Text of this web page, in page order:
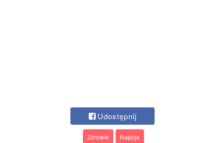
Udostępnij
Zdrowie Napoje